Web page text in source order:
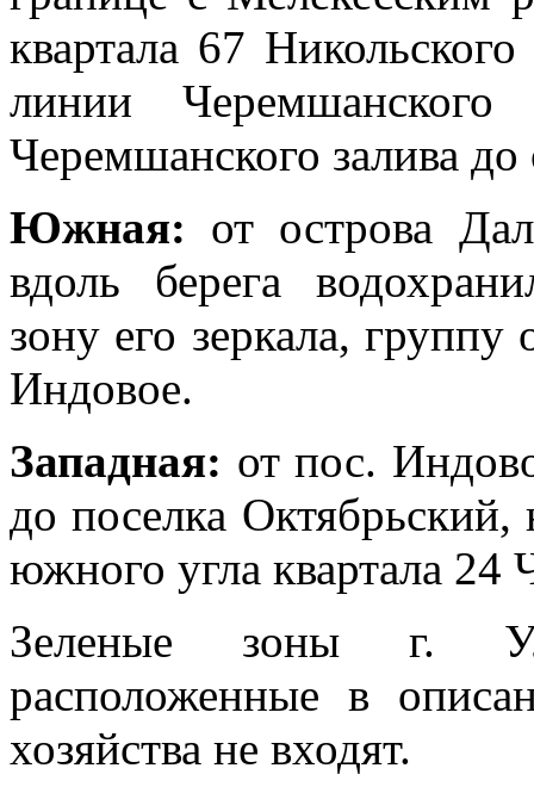
квартала 67
линии
Черемшанского залива
Южная: от острова
вдоль берега
зону его зеркала,
Индовое.
Западная: от пос.
до поселка
южного угла квартала 24
Зеленые зоны г.
расположенные в
хозяйства не входят.